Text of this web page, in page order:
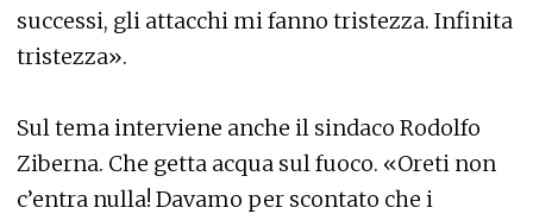
successi, gli attacchi mi fanno tristezza. Infinita
tristezza».
Sul tema interviene anche il sindaco Rodolfo
Ziberna. Che getta acqua sul fuoco. «Oreti non
c’entra nulla! Davamo per scontato che i